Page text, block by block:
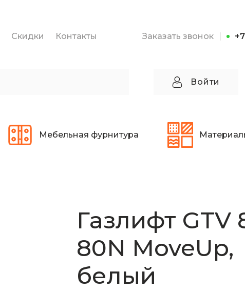
Скидки Контакты Заказать звонок
Войти
Мебельная фурнитура
Газлифт GTV
80N MoveUp,
белый